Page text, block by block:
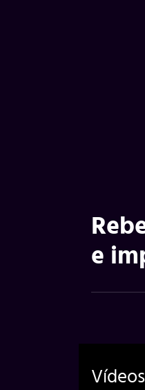
e